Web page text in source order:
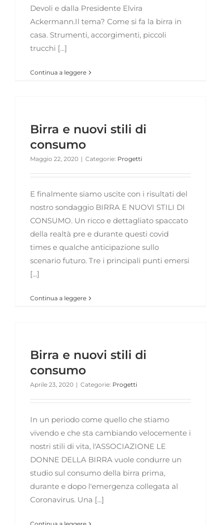
Devoli e dalla Presidente Elvira
Ackermann.Il tema? Come si fa la birra in
casa. Strumenti, accorgimenti, piccoli
trucchi [...]
Continua a leggere
Birra e nuovi stili di
consumo
Maggio 22, 2020 | Categorie: Progetti
E finalmente siamo uscite con i risultati del
nostro sondaggio BIRRA E NUOVI STILI DI
CONSUMO. Un ricco e dettagliato spaccato
della realtà pre e durante questi covid
times e qualche anticipazione sullo
scenario futuro. Tre i principali punti emersi
[...]
Continua a leggere
Birra e nuovi stili di
consumo
Aprile 23, 2020 | Categorie: Progetti
In un periodo come quello che stiamo
vivendo e che sta cambiando velocemente i
nostri stili di vita, l'ASSOCIAZIONE LE
DONNE DELLA BIRRA vuole condurre un
studio sul consumo della birra prima,
durante e dopo l'emergenza collegata al
Coronavirus. Una [...]